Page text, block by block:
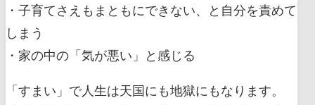
・子育てさえもまともにできない、と自分を責めて
しまう
・家の中の「気が悪い」と感じる
「すまい」で人生は天国にも地獄にもなります。